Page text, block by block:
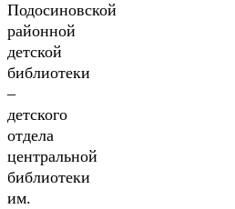
Подосиновской
районной
детской
библиотеки
–
детского
отдела
центральной
библиотеки
им.